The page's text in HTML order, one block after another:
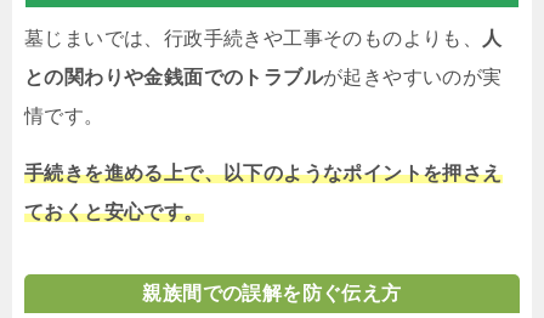
墓じまいでは、行政手続きや工事そのものよりも、
人
との関わりや金銭面でのトラブルが起きやすいのが実
情です。
手続きを進める上で、以下のようなポイントを押さえ
ておくと安心です。
親族間での誤解を防ぐ伝え方